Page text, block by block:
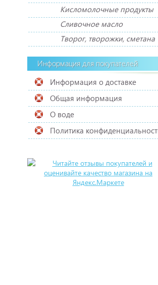
Кисломолочные продукты
Сливочное масло
Творог, творожки, сметана
Информация для покупателей
Информация о доставке
Общая информация
О воде
Политика